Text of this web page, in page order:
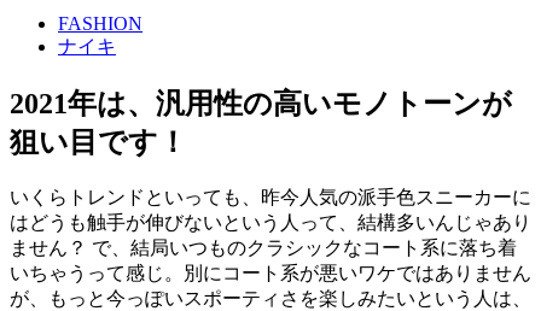
FASHION
ナイキ
2021年は、汎用性の高いモノトーンが
狙い目です！
いくらトレンドといっても、昨今人気の派手色スニーカーに
はどうも触手が伸びないという人って、結構多いんじゃあり
ません？ で、結局いつものクラシックなコート系に落ち着
いちゃうって感じ。別にコート系が悪いワケではありません
が、もっと今っぽいスポーティさを楽しみたいという人は、